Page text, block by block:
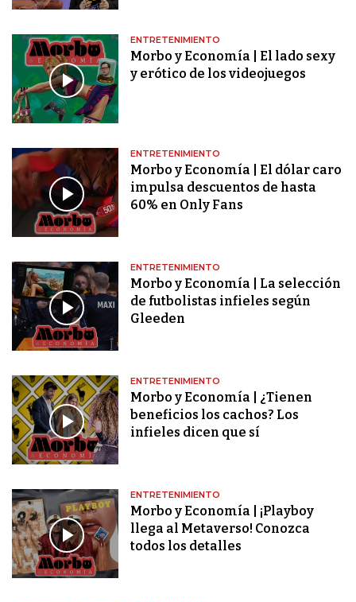
ENTRETENIMIENTO
Morbo y Economía | El lado sexy
y erótico de los videojuegos
ENTRETENIMIENTO
Morbo y Economía | El dólar caro
impulsa descuentos de hasta
60% en Only Fans
ENTRETENIMIENTO
Morbo y Economía | La selección
de futbolistas infieles según
Gleeden
ENTRETENIMIENTO
Morbo y Economía | ¿Tienen
beneficios los cachos? Los
infieles dicen que sí
ENTRETENIMIENTO
Morbo y Economía | ¡Playboy
llega al Metaverso! Conozca
todos los detalles